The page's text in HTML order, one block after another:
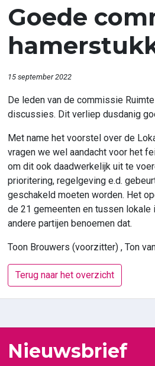
Goede
15 september 2022
De leden van de commissie
discussies. Dit verliep dusdanig
Met name het voorstel over de
vragen we wel aandacht voor het
om dit ook daadwerkelijk uit te
prioritering, regelgeving e.d.
geschakeld moeten worden. Het
de 21 gemeenten en tussen lokale
andere partijen benoemen dat.
Toon Brouwers (voorzitter) , Ton
Terug naar het overzicht
Nieuwsbrief